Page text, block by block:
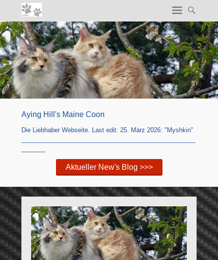
Aying Hill's Maine Coon
Die Liebhaber Webseite. Last edit: 25. März 2026: "Myshkin"
Aktueller New's Blog >>>